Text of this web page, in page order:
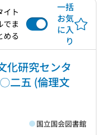
イト
でま
める
一括
お気
に入
り
化研究センタ
二五 (倫理文
国立国会図書館